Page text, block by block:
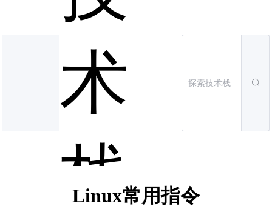
术
栈
Linux常用指令